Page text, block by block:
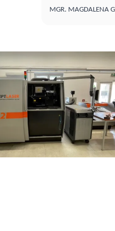
MGR. MAGDALENA